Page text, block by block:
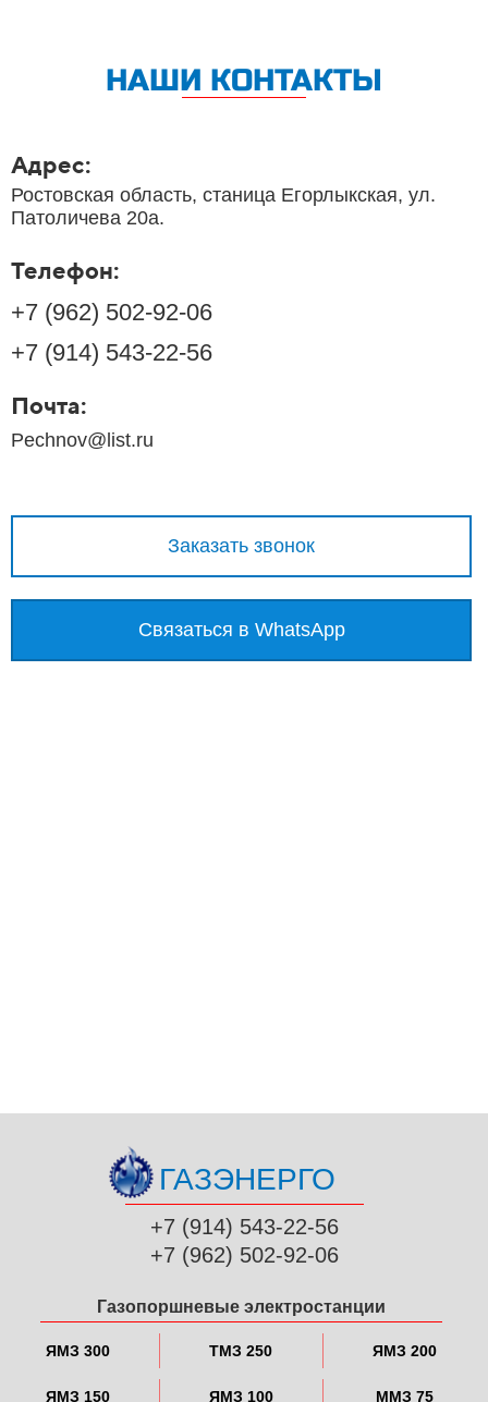
НАШИ КОНТАКТЫ
Адрес:
Ростовская область, станица Егорлыкская, ул.
Патоличева 20а.
Телефон:
+7 (962) 502-92-06
+7 (914) 543-22-56
Почта:
Pechnov@list.ru
Заказать звонок
Связаться в WhatsApp
ГАЗЭНЕРГО
+7 (914) 543-22-56
+7 (962) 502-92-06
Газопоршневые электростанции
ЯМЗ 300 ТМЗ 250 ЯМЗ 200
ЯМЗ 150 ЯМЗ 100 ММЗ 75